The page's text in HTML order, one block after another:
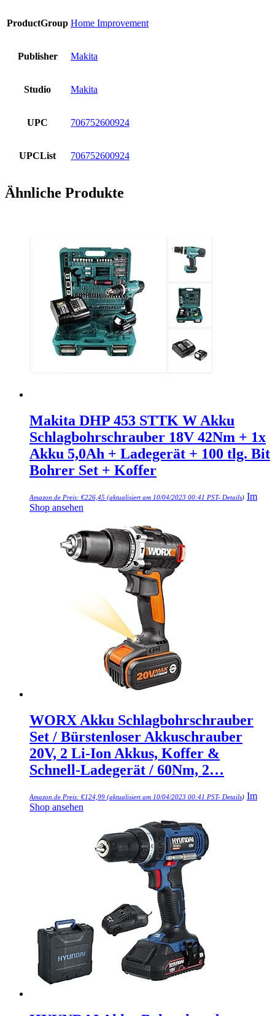
ProductGroup Home Improvement
Publisher Makita
Studio Makita
UPC 706752600924
UPCList 706752600924
Ähnliche Produkte
Makita DHP 453 STTK W Akku
Schlagbohrschrauber 18V 42Nm + 1x
Akku 5,0Ah + Ladegerät + 100 tlg. Bit
Bohrer Set + Koffer
Amazon.de Preis: €226,45 (aktualisiert am 10/04/2023 00:41 PST- Details) Im
Shop ansehen
WORX Akku Schlagbohrschrauber
Set / Bürstenloser Akkuschrauber
20V, 2 Li-Ion Akkus, Koffer &
Schnell-Ladegerät / 60Nm, 2…
Amazon.de Preis: €124,99 (aktualisiert am 10/04/2023 00:41 PST- Details) Im
Shop ansehen